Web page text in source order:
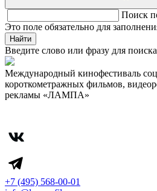
Поиск
Это поле обязательно для
Найти
Введите слово или фразу для поиска
Международный кинофестиваль
короткометражных фильмов,
рекламы «ЛАМПА»
+7 (495) 568-00-01